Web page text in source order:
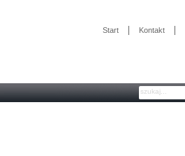
Start Kontakt